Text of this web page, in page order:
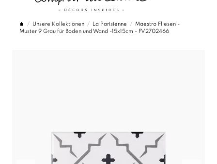
Unsere Kollektionen La Parisienne
Maestro Fliesen -
Muster 9 Grau für Boden und Wand -15x15cm - FV2702466